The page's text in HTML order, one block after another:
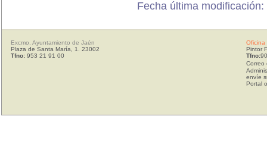
Fecha última
Excmo. Ayuntamiento de Jaén
Plaza de Santa María, 1. 23002
Tfno: 953 21 91 00
Oficina
Pintor
Tfno:
Correo
envíe
Portal